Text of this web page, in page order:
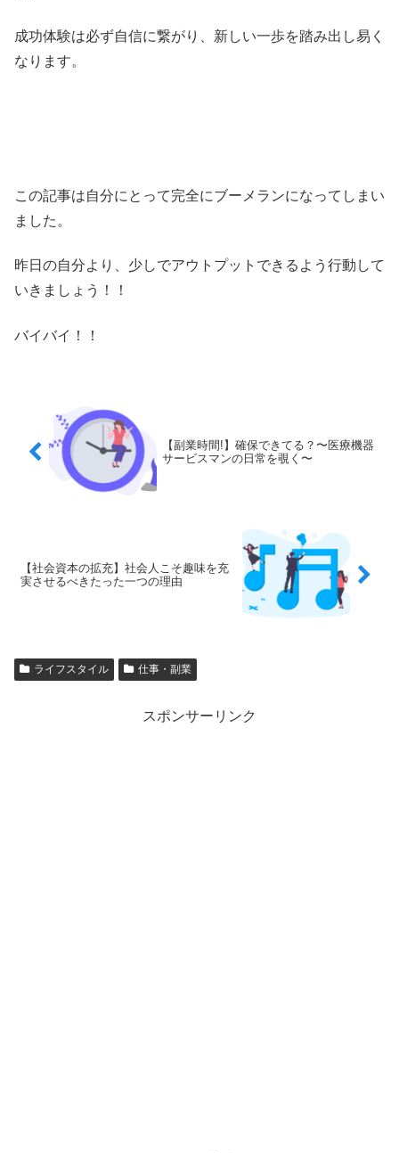
成功体験は必ず自信に繋がり、新しい一歩を踏み出し易く
なります。
この記事は自分にとって完全にブーメランになってしまい
ました。
昨日の自分より、少しでアウトプットできるよう行動して
いきましょう！！
バイバイ！！
【副業時間!】確保できてる？〜医療機器
サービスマンの日常を覗く〜
【社会資本の拡充】社会人こそ趣味を充
実させるべきたった一つの理由
ライフスタイル 仕事・副業
スポンサーリンク